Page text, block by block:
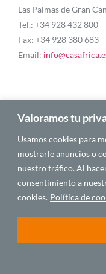
Valoramos tu
Usamos cookies para
mostrarle anuncios o
nuestro tráfico. Al
consentimiento a
cookies. Política de
Las Palmas de Gran
Tel.: +34 928 432 800
Fax: +34 928 380 683
Email:
Blog
Quiénes somos
Autores
Español